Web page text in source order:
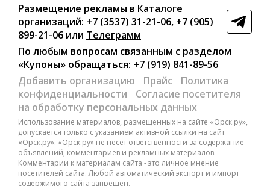
Размещение рекламы в Каталоге
организаций: +7 (3537) 31-21-06, +7 (905)
899-21-06 или Телеграмм
По любым вопросам связанным с разделом
«Купоны» обращаться: +7 (919) 841-89-56
Добавить организацию
Прайс
Политика
конфиденциальности
Согласие посетителя
на обработку персональных данных
Использование материалов, размещенных на сайте «Орск.ру»,
допускается только с указанием активной ссылки на сайт
«Орск.ру». «Орск.ру» не несет ответственности за содержание
объявлений, комментариев и рекламных материалов.
Комментарии к материалам сайта - это личное мнение
посетителей сайта. Любой автоматический экспорт и импорт
содержимого сайта запрещен.